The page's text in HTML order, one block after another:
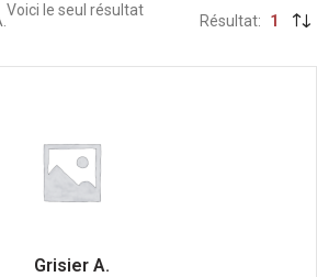
Voici le seul résultat
Résultat 1
Grisier A.